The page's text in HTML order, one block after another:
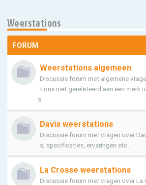
Weerstations
FORUM
Weerstations algemeen
Discussie forum met algemene
tions niet gerelateerd aan een merk
s
Davis weerstations
Discussie forum met vragen over
s, specificaties, ervaringen etc..
La Crosse weerstations
Discussie forum met vragen over La